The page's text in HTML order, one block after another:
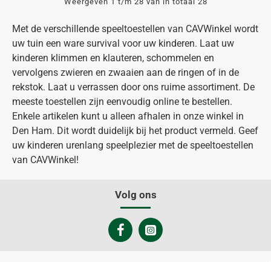
Met de verschillende speeltoestellen van CAVWinkel wordt
uw tuin een ware survival voor uw kinderen. Laat uw
kinderen klimmen en klauteren, schommelen en
vervolgens zwieren en zwaaien aan de ringen of in de
rekstok. Laat u verrassen door ons ruime assortiment. De
meeste toestellen zijn eenvoudig online te bestellen.
Enkele artikelen kunt u alleen afhalen in onze winkel in
Den Ham. Dit wordt duidelijk bij het product vermeld. Geef
uw kinderen urenlang speelplezier met de speeltoestellen
van CAVWinkel!
Volg ons